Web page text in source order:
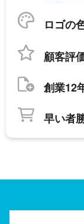
ロゴの
顧客評
創業12
早い者